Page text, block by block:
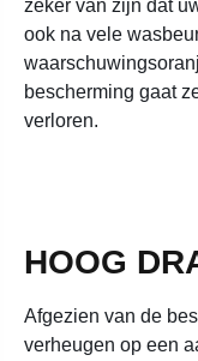
zeker van zijn dat
ook na vele
bescherming gaat
verloren.
HOOG
Afgezien van de
verheugen op een